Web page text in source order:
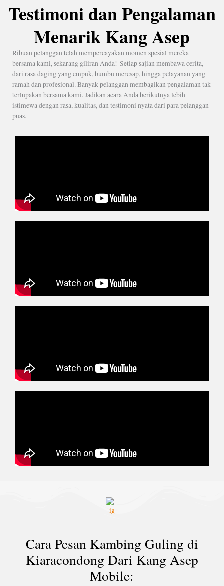
Testimoni dan Pengalaman
Menarik Kang Asep
Ribuan pelanggan telah mempercayakan momen spesial mereka
bersama kami, sekarang giliran Anda! Setiap sajian membawa cerita,
dari rasa daging yang empuk, bumbu meresap, hingga pelayanan yang
ramah dan profesional. Banyak pelanggan membagikan pengalaman tak
terlupakan bersama kami. Jadikan acara Anda berikutnya lebih
istimewa dengan rasa, kualitas, dan testimoni nyata dari para pelanggan
puas.
Cara Pesan Kambing Guling di
Kiaracondong Dari Kang Asep
Mobile: